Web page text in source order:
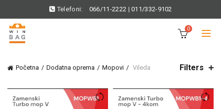
Telefoni: 066/11-2222 |011/332-9102
0
Početna Dodatna oprema Mopovi Vileda Filters